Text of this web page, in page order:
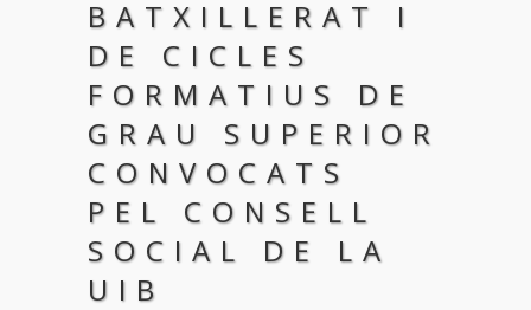
BATXILLERAT I
DE CICLES
FORMATIUS DE
GRAU SUPERIOR
CONVOCATS
PEL CONSELL
SOCIAL DE LA
UIB